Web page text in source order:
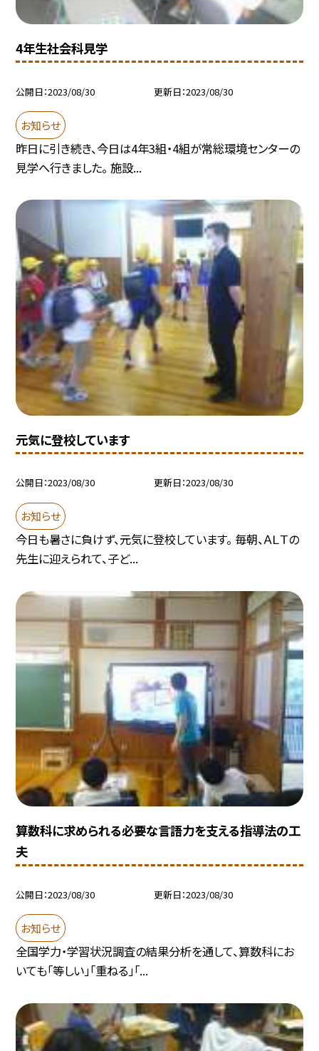
4年生社会科見学
公開日 2023/08/30 更新日 2023/08/30
お知らせ
昨日に引き続き、今日は4年3組・4組が常総環境センターの
見学へ行きました。 施設...
元気に登校しています
公開日 2023/08/30 更新日 2023/08/30
お知らせ
今日も暑さに負けず、元気に登校しています。 毎朝、ＡＬＴの
先生に迎えられて、子ど...
算数科に求められる必要な言語力を支える指導法の工
夫
公開日 2023/08/30 更新日 2023/08/30
お知らせ
全国学力・学習状況調査の結果分析を通して、算数科にお
いても「等しい」「重ねる」「...